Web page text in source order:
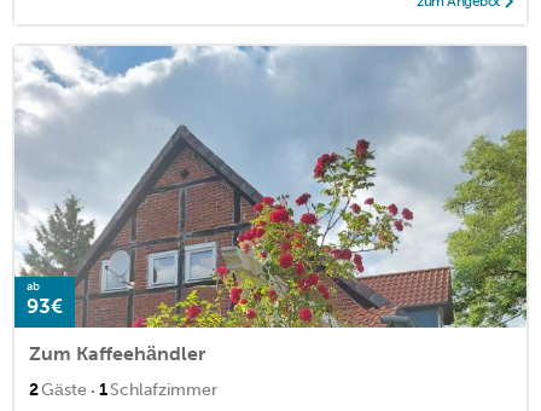
ab
93€
Zum Kaffeehändler
2Gäste · 1Schlafzimmer